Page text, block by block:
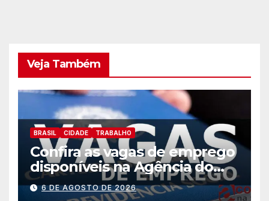
Veja Também
BRASIL CIDADE TRABALHO
Confira as vagas de emprego
disponíveis na Agência do
Trabalhador
6 DE AGOSTO DE 2026